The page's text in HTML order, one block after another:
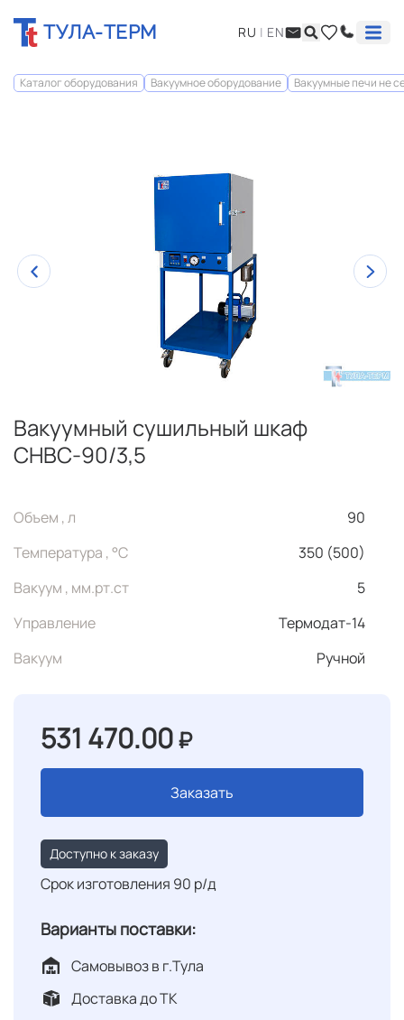
ТУЛА-ТЕРМ RU | EN
Каталог оборудования Вакуумное оборудование Вакуумные печи не
Вакуумный сушильный шкаф
СНВС-90/3,5
Объем , л
90
Температура , °C
350 (500)
Вакуум , мм.рт.ст
5
Управление
Термодат-14
Вакуум
Ручной
531 470.00₽
Заказать
Доступно к заказу
Срок изготовления 90 р/д
Варианты поставки:
Самовывоз в г.Тула
Доставка до ТК